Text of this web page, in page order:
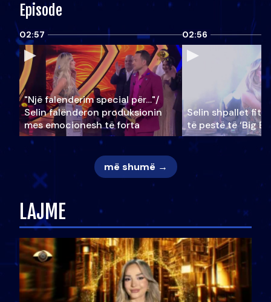
Episode
02:57
"Një falenderim special për…"/
Selin falënderon produksionin
mes emocionesh të forta
02:56
Selin shpallet
të pestë të ‘Big
më shumë →
LAJME